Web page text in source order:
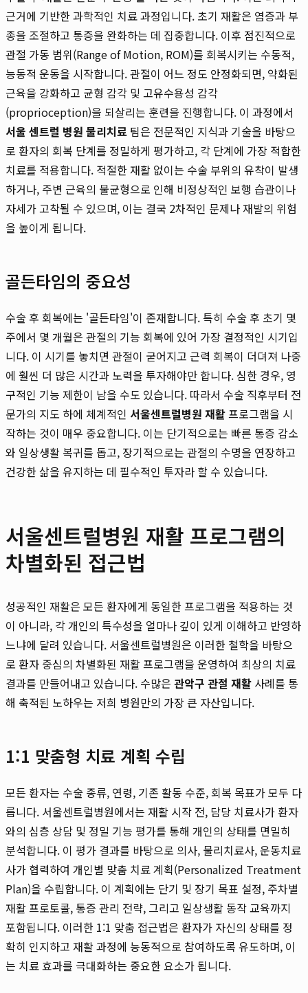
근거에 기반한 과학적인 치료 과정입니다. 초기 재활은 염증과 부
종을 조절하고 통증을 완화하는 데 집중합니다. 이후 점진적으로
관절 가동 범위(Range of Motion, ROM)를 회복시키는 수동적,
능동적 운동을 시작합니다. 관절이 어느 정도 안정화되면, 약화된
근육을 강화하고 균형 감각 및 고유수용성 감각
(proprioception)을 되살리는 훈련을 진행합니다. 이 과정에서
서울 센트럴 병원 물리치료 팀은 전문적인 지식과 기술을 바탕으
로 환자의 회복 단계를 정밀하게 평가하고, 각 단계에 가장 적합한
치료를 적용합니다. 적절한 재활 없이는 수술 부위의 유착이 발생
하거나, 주변 근육의 불균형으로 인해 비정상적인 보행 습관이나
자세가 고착될 수 있으며, 이는 결국 2차적인 문제나 재발의 위험
을 높이게 됩니다.
골든타임의 중요성
수술 후 회복에는 '골든타임'이 존재합니다. 특히 수술 후 초기 몇
주에서 몇 개월은 관절의 기능 회복에 있어 가장 결정적인 시기입
니다. 이 시기를 놓치면 관절이 굳어지고 근력 회복이 더뎌져 나중
에 훨씬 더 많은 시간과 노력을 투자해야만 합니다. 심한 경우, 영
구적인 기능 제한이 남을 수도 있습니다. 따라서 수술 직후부터 전
문가의 지도 하에 체계적인 서울센트럴병원 재활프로그램을 시
작하는 것이 매우 중요합니다. 이는 단기적으로는 빠른 통증 감소
와 일상생활 복귀를 돕고, 장기적으로는 관절의 수명을 연장하고
건강한 삶을 유지하는 데 필수적인 투자라 할 수 있습니다.
서울센트럴병원 재활 프로그램의
차별화된 접근법
성공적인 재활은 모든 환자에게 동일한 프로그램을 적용하는 것
이 아니라, 각 개인의 특수성을 얼마나 깊이 있게 이해하고 반영하
느냐에 달려 있습니다. 서울센트럴병원은 이러한 철학을 바탕으
로 환자 중심의 차별화된 재활 프로그램을 운영하여 최상의 치료
결과를 만들어내고 있습니다. 수많은 관악구 관절 재활 사례를 통
해 축적된 노하우는 저희 병원만의 가장 큰 자산입니다.
1:1 맞춤형 치료 계획 수립
모든 환자는 수술 종류, 연령, 기존 활동 수준, 회복 목표가 모두 다
릅니다. 서울센트럴병원에서는 재활 시작 전, 담당 치료사가 환자
와의 심층 상담 및 정밀 기능 평가를 통해 개인의 상태를 면밀히
분석합니다. 이 평가 결과를 바탕으로 의사, 물리치료사, 운동치료
사가 협력하여 개인별 맞춤 치료 계획(Personalized Treatment
Plan)을 수립합니다. 이 계획에는 단기 및 장기 목표 설정, 주차별
재활 프로토콜, 통증 관리 전략, 그리고 일상생활 동작 교육까지
포함됩니다. 이러한 1:1 맞춤 접근법은 환자가 자신의 상태를 정
확히 인지하고 재활 과정에 능동적으로 참여하도록 유도하며, 이
는 치료 효과를 극대화하는 중요한 요소가 됩니다.